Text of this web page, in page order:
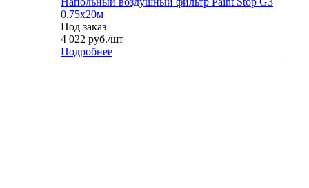
0.75x20м
Под заказ
4 022 руб./шт
Подробнее